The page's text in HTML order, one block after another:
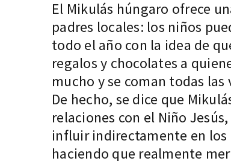
El Mikulás húngaro ofrece
padres locales: los niños
todo el año con la idea de
regalos y chocolates a
mucho y se coman todas
De hecho, se dice que
relaciones con el Niño
influir indirectamente en los
haciendo que realmente